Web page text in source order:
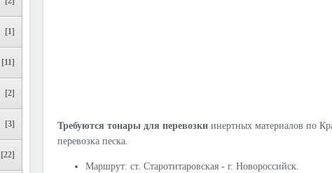
[1]
[11]
[2]
[3]
[22]
Требуются тонары для перевозки инертных материалов по
перевозка песка.
Маршрут: ст. Старотитаровская - г. Новороссийск.